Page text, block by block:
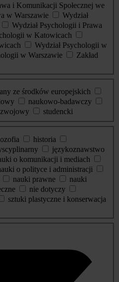
i Komunikacji Społecznej we
w Warszawie
Wydział
Wydział Psychologii i Prawa
w Katowicach
Wydział Psychologii w
w Warszawie
Zakład
ze środków europejskich
naukowo-badawczy
studencki
historia
językoznawstwo
o komunikacji i mediach
o polityce i administracji
nauki prawne
nauki
nie dotyczy
sztuki plastyczne i konserwacja